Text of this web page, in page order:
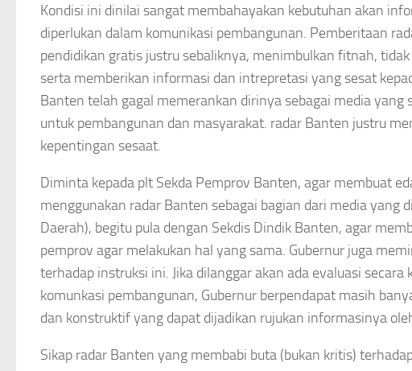
Kondisi ini dinilai sangat membahayakan kebutuhan akan
diperlukan dalam komunikasi pembangunan. Pemberitaan
pendidikan gratis justru sebaliknya, menimbulkan fitnah,
serta memberikan informasi dan intrepretasi yang sesat
Banten telah gagal memerankan dirinya sebagai media
untuk pembangunan dan masyarakat. radar Banten justru
kepentingan sesaat.
Diminta kepada plt Sekda Pemprov Banten, agar membuat
menggunakan radar Banten sebagai bagian dari media yang
Daerah), begitu pula dengan Sekdis Dindik Banten, agar
pemprov agar melakukan hal yang sama. Gubernur juga
terhadap instruksi ini. Jika dilanggar akan ada evaluasi
komunkasi pembangunan, Gubernur berpendapat masih
dan konstruktif yang dapat dijadikan rujukan informasinya
Sikap radar Banten yang membabi buta (bukan kritis)